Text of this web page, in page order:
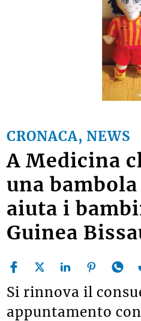
CRONACA, NEWS
A Medicina
una
aiuta i
Guinea
Si rinnova il
appuntamento